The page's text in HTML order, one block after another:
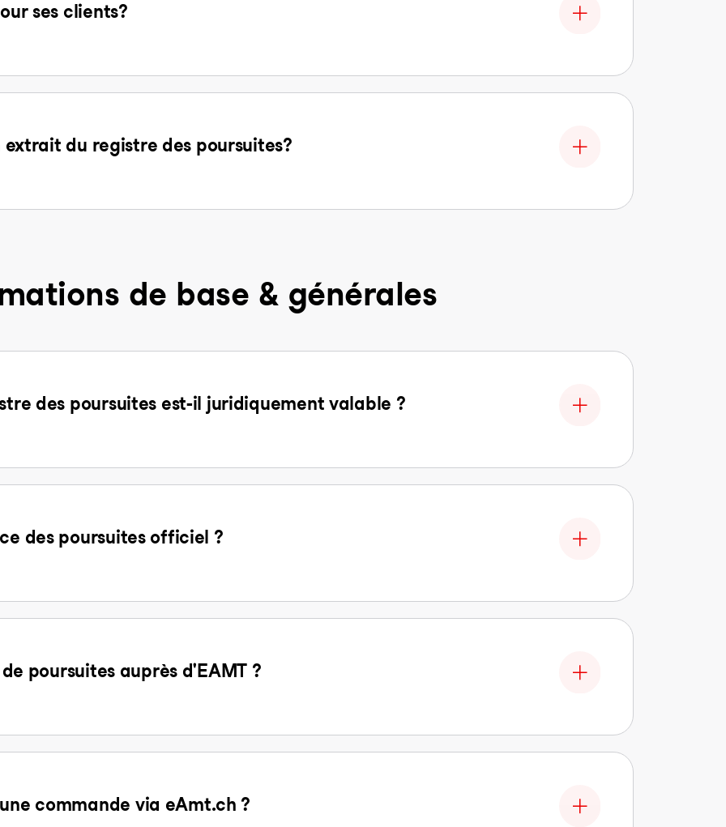
ses clients?
du registre des poursuites?
de base & générales
des poursuites est-il juridiquement valable ?
des poursuites officiel ?
poursuites auprès d'EAMT ?
commande via eAmt.ch ?